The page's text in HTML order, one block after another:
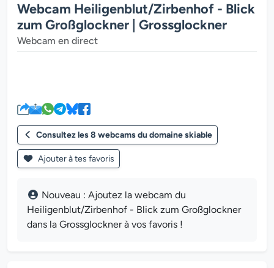
Webcam Heiligenblut/Zirbenhof - Blick
zum Großglockner | Grossglockner
Webcam en direct
Consultez les 8 webcams du domaine skiable
Ajouter à tes favoris
Nouveau : Ajoutez la webcam du
Heiligenblut/Zirbenhof - Blick zum Großglockner
dans la Grossglockner à vos favoris !